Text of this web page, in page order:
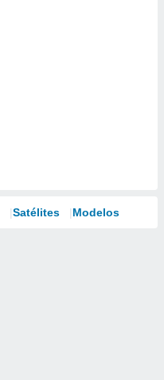
Satélites Modelos